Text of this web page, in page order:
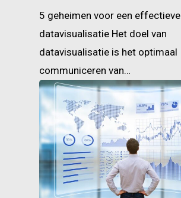
5 geheimen voor een effectieve
datavisualisatie Het doel van
datavisualisatie is het optimaal
communiceren van…